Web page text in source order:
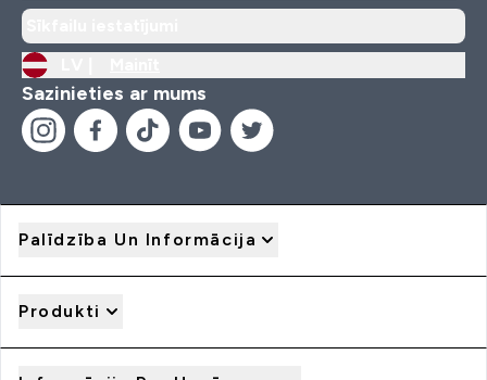
Sazinieties ar mums
Palīdzība Un Informācija
Produkti